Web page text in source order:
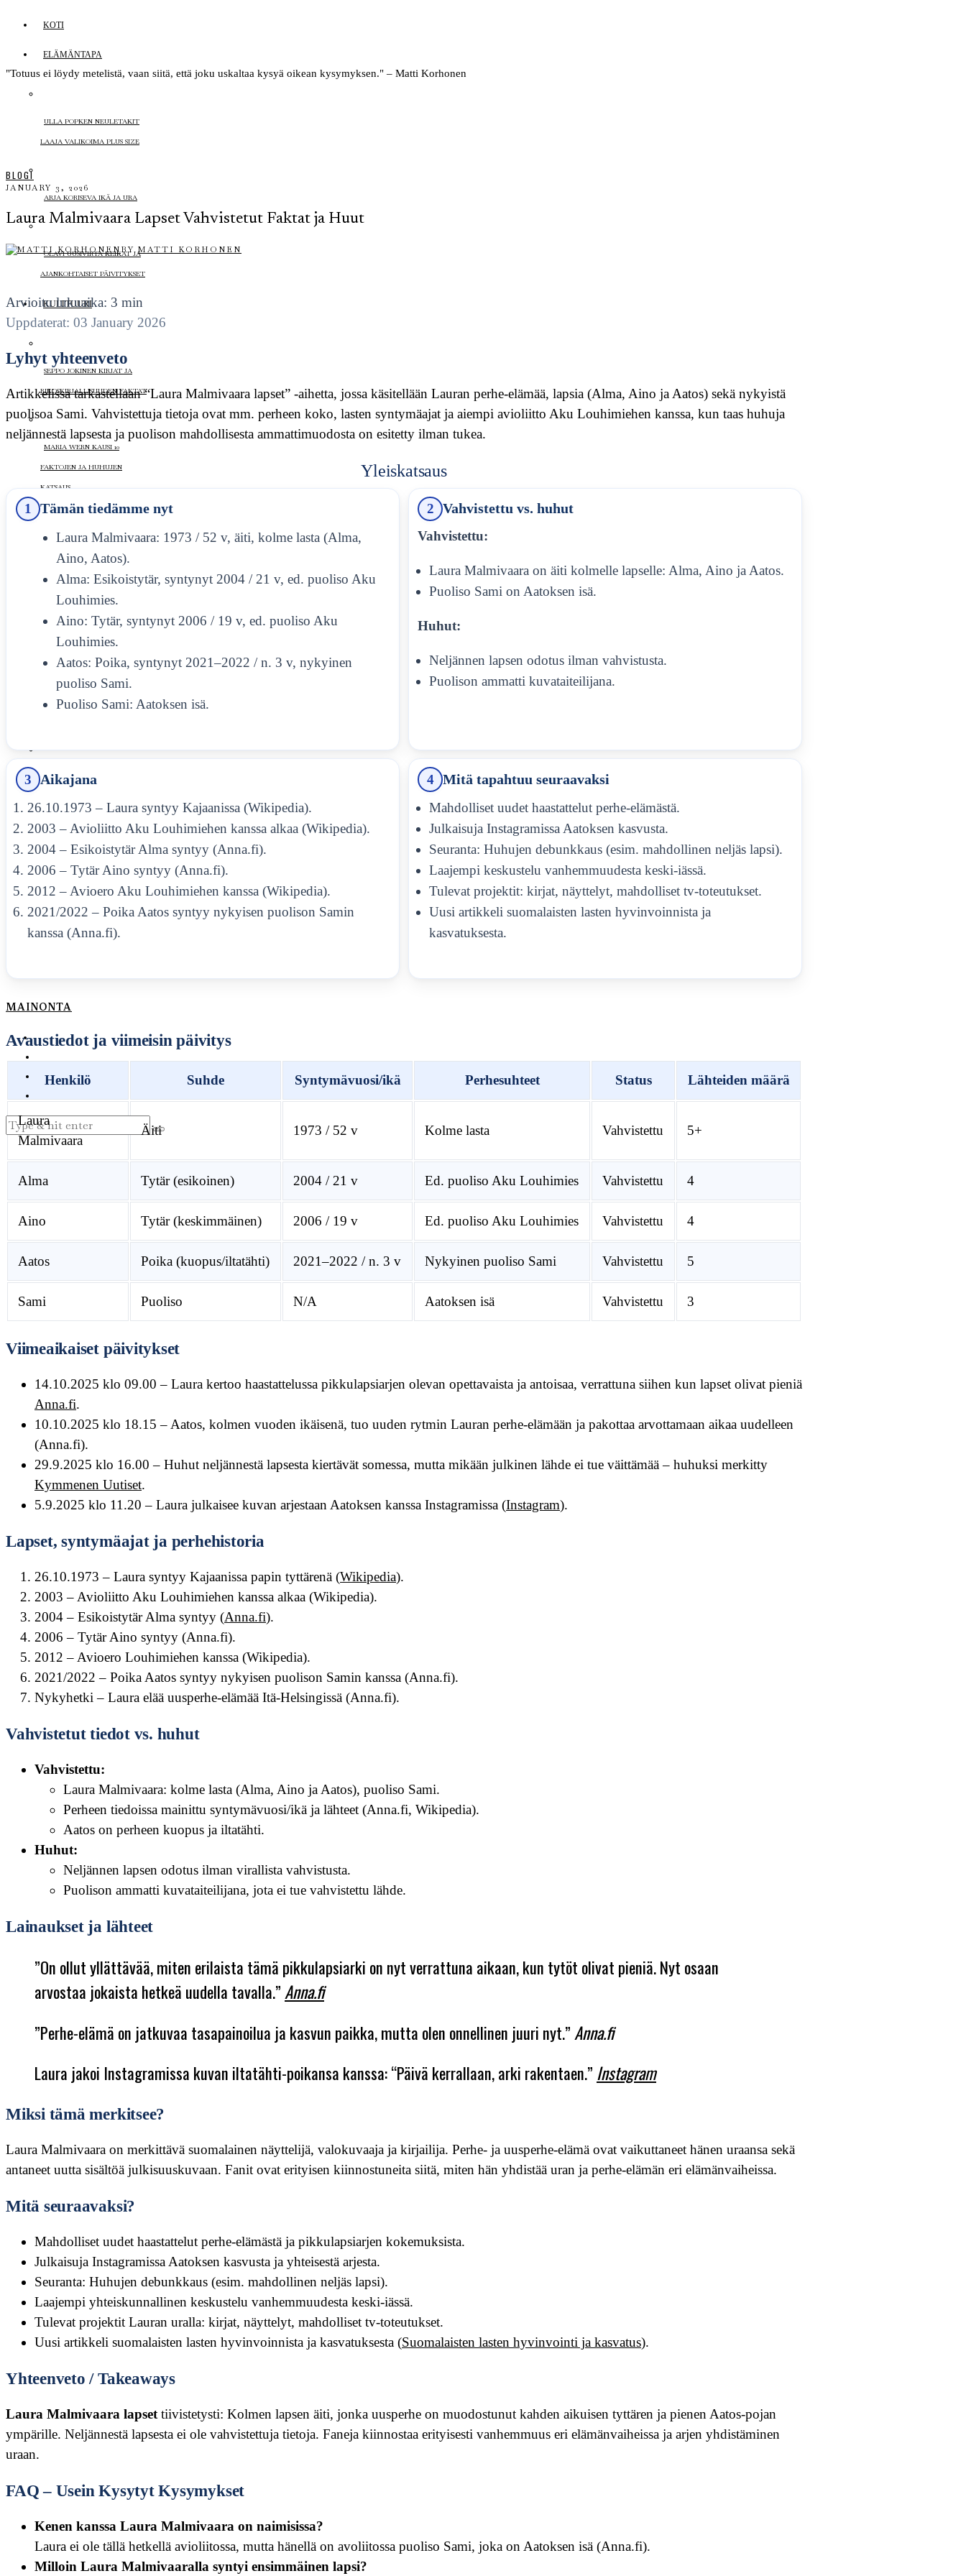
KOTI
ELÄMÄNTAPA
ULLA POPKEN NEULETAKIT
LAAJA VALIKOIMA PLUS SIZE
ARJA KORISEVA IKÄ JA URA
OLAVI UUSIVIRTA KEIKAT JA
AJANKOHTAISET PÄIVITYKSET
KULTTUURI
SEPPO JOKINEN KIRJAT JA
RIKOSKIRJALLISUUDEN FAKTAT
MARIA WERN KAUSI 10
FAKTOJEN JA HUHUJEN
KATSAUS
KARI HOTAKAINEN KIRJAT
UUSIN HELMI HERÄTTÄÄ
KESKUSTELUA
ELOKUVA
MARIA WERN KAUSI 10
FAKTOJEN JA HUHUJEN
RISTO RÄPPÄÄJÄ ROOLIT –
SANNA-KAISA PALO
TAITEELLISESSA URASSA JA
ELOKUVASSA
MAINONTA
"Totuus ei löydy metelistä, vaan siitä, että joku uskaltaa kysyä oikean kysymyksen." – Matti Korhonen
BLOGI
JANUARY 3, 2026
Laura Malmivaara Lapset Vahvistetut Faktat ja Huut
BY MATTI KORHONEN
Arvioitu lukuaika: 3 min
Uppdaterat: 03 January 2026
Lyhyt yhteenveto
Artikkelissa tarkastellaan “Laura Malmivaara lapset” -aihetta, jossa käsitellään Lauran perhe-elämää, lapsia (Alma, Aino ja Aatos) sekä nykyistä
puolisoa Sami. Vahvistettuja tietoja ovat mm. perheen koko, lasten syntymäajat ja aiempi avioliitto Aku Louhimiehen kanssa, kun taas huhuja
neljännestä lapsesta ja puolison mahdollisesta ammattimuodosta on esitetty ilman tukea.
Yleiskatsaus
1
Tämän tiedämme nyt
Laura Malmivaara: 1973 / 52 v, äiti, kolme lasta (Alma,
Aino, Aatos).
Alma: Esikoistytär, syntynyt 2004 / 21 v, ed. puoliso Aku
Louhimies.
Aino: Tytär, syntynyt 2006 / 19 v, ed. puoliso Aku
Louhimies.
Aatos: Poika, syntynyt 2021–2022 / n. 3 v, nykyinen
puoliso Sami.
Puoliso Sami: Aatoksen isä.
2
Vahvistettu vs. huhut
Vahvistettu:
Laura Malmivaara on äiti kolmelle lapselle: Alma, Aino ja Aatos.
Puoliso Sami on Aatoksen isä.
Huhut:
Neljännen lapsen odotus ilman vahvistusta.
Puolison ammatti kuvataiteilijana.
3
Aikajana
26.10.1973 – Laura syntyy Kajaanissa (Wikipedia).
2003 – Avioliitto Aku Louhimiehen kanssa alkaa (Wikipedia).
2004 – Esikoistytär Alma syntyy (Anna.fi).
2006 – Tytär Aino syntyy (Anna.fi).
2012 – Avioero Aku Louhimiehen kanssa (Wikipedia).
2021/2022 – Poika Aatos syntyy nykyisen puolison Samin
kanssa (Anna.fi).
4 Mitä tapahtuu seuraavaksi
Mahdolliset uudet haastattelut perhe-elämästä.
Julkaisuja Instagramissa Aatoksen kasvusta.
Seuranta: Huhujen debunkkaus (esim. mahdollinen neljäs lapsi).
Laajempi keskustelu vanhemmuudesta keski-iässä.
Tulevat projektit: kirjat, näyttelyt, mahdolliset tv-toteutukset.
Uusi artikkeli suomalaisten lasten hyvinvoinnista ja
kasvatuksesta.
Avaustiedot ja viimeisin päivitys
Henkilö Suhde Syntymävuosi/ikä Perhesuhteet Status Lähteiden määrä
Laura
Malmivaara
Äiti 1973 / 52 v Kolme lasta Vahvistettu 5+
Alma Tytär (esikoinen) 2004 / 21 v Ed. puoliso Aku Louhimies Vahvistettu 4
Aino Tytär (keskimmäinen) 2006 / 19 v Ed. puoliso Aku Louhimies Vahvistettu 4
Aatos Poika (kuopus/iltatähti) 2021–2022 / n. 3 v Nykyinen puoliso Sami Vahvistettu 5
Sami Puoliso N/A Aatoksen isä Vahvistettu 3
Viimeaikaiset päivitykset
14.10.2025 klo 09.00 – Laura kertoo haastattelussa pikkulapsiarjen olevan opettavaista ja antoisaa, verrattuna siihen kun lapset olivat pieniä
Anna.fi.
10.10.2025 klo 18.15 – Aatos, kolmen vuoden ikäisenä, tuo uuden rytmin Lauran perhe-elämään ja pakottaa arvottamaan aikaa uudelleen
(Anna.fi).
29.9.2025 klo 16.00 – Huhut neljännestä lapsesta kiertävät somessa, mutta mikään julkinen lähde ei tue väittämää – huhuksi merkitty
Kymmenen Uutiset.
5.9.2025 klo 11.20 – Laura julkaisee kuvan arjestaan Aatoksen kanssa Instagramissa (Instagram).
Lapset, syntymäajat ja perhehistoria
26.10.1973 – Laura syntyy Kajaanissa papin tyttärenä (Wikipedia).
2003 – Avioliitto Aku Louhimiehen kanssa alkaa (Wikipedia).
2004 – Esikoistytär Alma syntyy (Anna.fi).
2006 – Tytär Aino syntyy (Anna.fi).
2012 – Avioero Louhimiehen kanssa (Wikipedia).
2021/2022 – Poika Aatos syntyy nykyisen puolison Samin kanssa (Anna.fi).
Nykyhetki – Laura elää uusperhe-elämää Itä-Helsingissä (Anna.fi).
Vahvistetut tiedot vs. huhut
Vahvistettu:
Laura Malmivaara: kolme lasta (Alma, Aino ja Aatos), puoliso Sami.
Perheen tiedoissa mainittu syntymävuosi/ikä ja lähteet (Anna.fi, Wikipedia).
Aatos on perheen kuopus ja iltatähti.
Huhut:
Neljännen lapsen odotus ilman virallista vahvistusta.
Puolison ammatti kuvataiteilijana, jota ei tue vahvistettu lähde.
Lainaukset ja lähteet
”On ollut yllättävää, miten erilaista tämä pikkulapsiarki on nyt verrattuna aikaan, kun tytöt olivat pieniä. Nyt osaan
arvostaa jokaista hetkeä uudella tavalla.”Anna.fi
”Perhe-elämä on jatkuvaa tasapainoilua ja kasvun paikka, mutta olen onnellinen juuri nyt.” Anna.fi
Laura jakoi Instagramissa kuvan iltatähti-poikansa kanssa: “Päivä kerrallaan, arki rakentaen.” Instagram
Miksi tämä merkitsee?
Laura Malmivaara on merkittävä suomalainen näyttelijä, valokuvaaja ja kirjailija. Perhe- ja uusperhe-elämä ovat vaikuttaneet hänen uraansa sekä
antaneet uutta sisältöä julkisuuskuvaan. Fanit ovat erityisen kiinnostuneita siitä, miten hän yhdistää uran ja perhe-elämän eri elämänvaiheissa.
Mitä seuraavaksi?
Mahdolliset uudet haastattelut perhe-elämästä ja pikkulapsiarjen kokemuksista.
Julkaisuja Instagramissa Aatoksen kasvusta ja yhteisestä arjesta.
Seuranta: Huhujen debunkkaus (esim. mahdollinen neljäs lapsi).
Laajempi yhteiskunnallinen keskustelu vanhemmuudesta keski-iässä.
Tulevat projektit Lauran uralla: kirjat, näyttelyt, mahdolliset tv-toteutukset.
Uusi artikkeli suomalaisten lasten hyvinvoinnista ja kasvatuksesta (Suomalaisten lasten hyvinvointi ja kasvatus).
Yhteenveto / Takeaways
Laura Malmivaara lapsettiivistetysti: Kolmen lapsen äiti, jonka uusperhe on muodostunut kahden aikuisen tyttären ja pienen Aatos-pojan
ympärille. Neljännestä lapsesta ei ole vahvistettuja tietoja. Faneja kiinnostaa erityisesti vanhemmuus eri elämänvaiheissa ja arjen yhdistäminen
uraan.
FAQ – Usein Kysytyt Kysymykset
Kenen kanssa Laura Malmivaara on naimisissa?
Laura ei ole tällä hetkellä avioliitossa, mutta hänellä on avoliitossa puoliso Sami, joka on Aatoksen isä (Anna.fi).
Milloin Laura Malmivaaralla syntyi ensimmäinen lapsi?